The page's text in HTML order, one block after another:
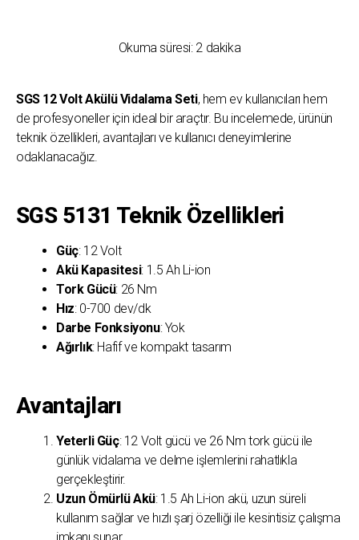
Okuma süresi: 2 dakika
SGS 12 Volt Akülü Vidalama Seti, hem ev kullanıcıları hem
de profesyoneller için ideal bir araçtır. Bu incelemede, ürünün
teknik özellikleri, avantajları ve kullanıcı deneyimlerine
odaklanacağız.
SGS 5131 Teknik Özellikleri
Güç: 12 Volt
Akü Kapasitesi: 1.5 Ah Li-ion
Tork Gücü: 26 Nm
Hız: 0-700 dev/dk
Darbe Fonksiyonu: Yok
Ağırlık: Hafif ve kompakt tasarım
Avantajları
Yeterli Güç: 12 Volt gücü ve 26 Nm tork gücü ile
günlük vidalama ve delme işlemlerini rahatlıkla
gerçekleştirir.
Uzun Ömürlü Akü: 1.5 Ah Li-ion akü, uzun süreli
kullanım sağlar ve hızlı şarj özelliği ile kesintisiz çalışma